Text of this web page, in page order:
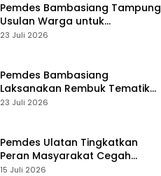
Pemdes Bambasiang Tampung
Usulan Warga untuk
Penyusunan RKPDes 2027
23 Juli 2026
Pemdes Bambasiang
Laksanakan Rembuk Tematik
Stunting
23 Juli 2026
Pemdes Ulatan Tingkatkan
Peran Masyarakat Cegah
Stunting
15 Juli 2026